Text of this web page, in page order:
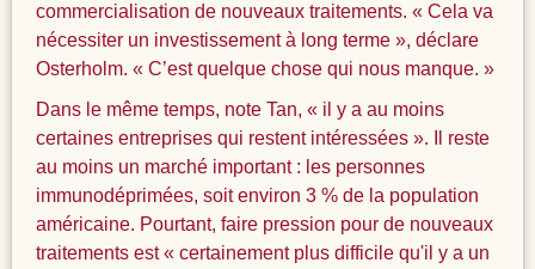
commercialisation de nouveaux traitements. « Cela va
nécessiter un investissement à long terme », déclare
Osterholm. « C’est quelque chose qui nous manque. »
Dans le même temps, note Tan, « il y a au moins
certaines entreprises qui restent intéressées ». Il reste
au moins un marché important : les personnes
immunodéprimées, soit environ 3 % de la population
américaine. Pourtant, faire pression pour de nouveaux
traitements est « certainement plus difficile qu'il y a un